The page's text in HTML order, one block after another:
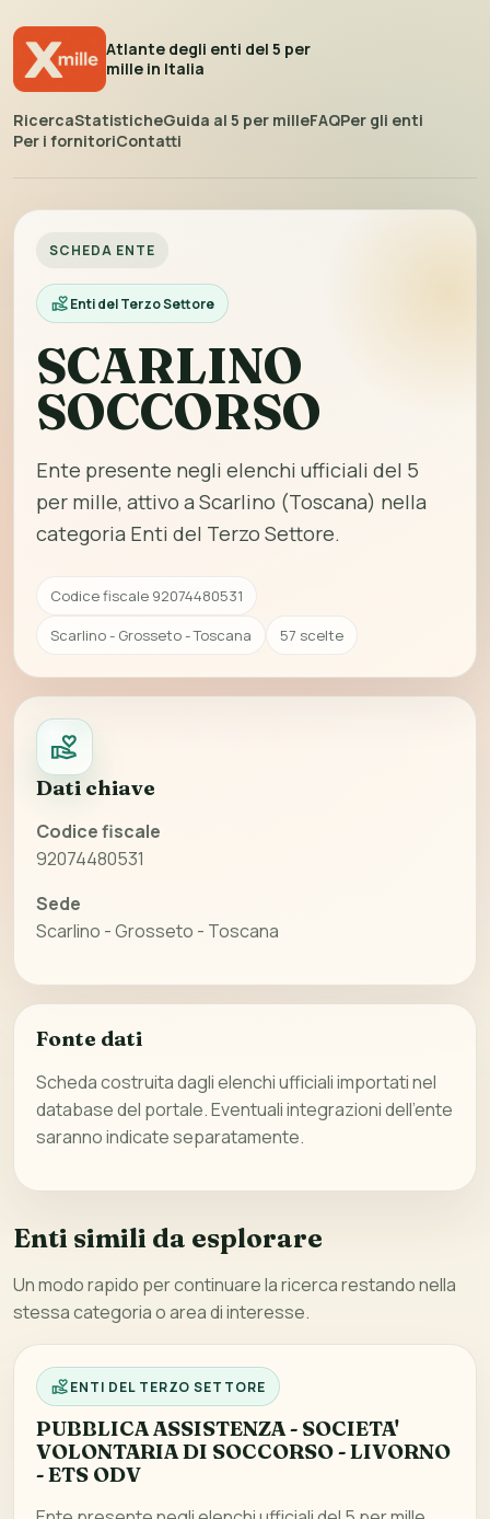
Atlante degli enti del 5 per
mille in Italia
RicercaStatisticheGuida al 5 per milleFAQPer gli enti
Per i fornitoriContatti
SCHEDA ENTE
Enti del Terzo Settore
SCARLINO
SOCCORSO
Ente presente negli elenchi ufficiali del 5
per mille, attivo a Scarlino (Toscana) nella
categoria Enti del Terzo Settore.
Codice fiscale 92074480531
Scarlino - Grosseto - Toscana
57 scelte
Dati chiave
Codice fiscale
92074480531
Sede
Scarlino - Grosseto - Toscana
Fonte dati
Scheda costruita dagli elenchi ufficiali importati nel
database del portale. Eventuali integrazioni dell’ente
saranno indicate separatamente.
Enti simili da esplorare
Un modo rapido per continuare la ricerca restando nella
stessa categoria o area di interesse.
ENTI DEL TERZO SETTORE
PUBBLICA ASSISTENZA - SOCIETA'
VOLONTARIA DI SOCCORSO - LIVORNO
- ETS ODV